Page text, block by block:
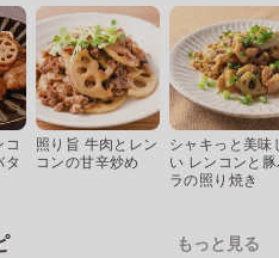
コ
タ
照り旨 牛肉とレン
コンの甘辛炒め
シャキっと美味
い レンコンと
ラの照り焼き
もっと見る